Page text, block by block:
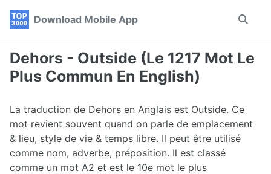
Skip
navigation
Skip
Skip
Download Mobile App
Toggle
Dehors - Outside (Le 1217 Mot Le
Plus Commun En English)
La traduction de Dehors en Anglais est Outside. Ce
mot revient souvent quand on parle de emplacement
& lieu, style de vie & temps libre. Il peut être utilisé
comme nom, adverbe, préposition. Il est classé
comme un mot A2 et est le 10e mot le plus